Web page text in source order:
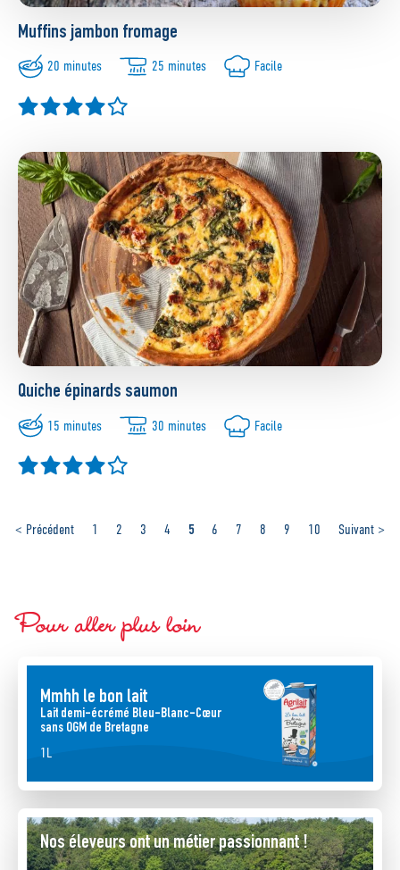
Muffins jambon fromage
20 minutes 25 minutes Facile
Quiche épinards saumon
15 minutes 30 minutes Facile
< Précédent 1 2 3 4 5 6 7 8 9 10 Suivant >
Pour aller plus loin
Mmhh le bon lait
Lait demi-écrémé Bleu-Blanc-Cœur
sans OGM de Bretagne
1L
Nos éleveurs ont un métier passionnant !